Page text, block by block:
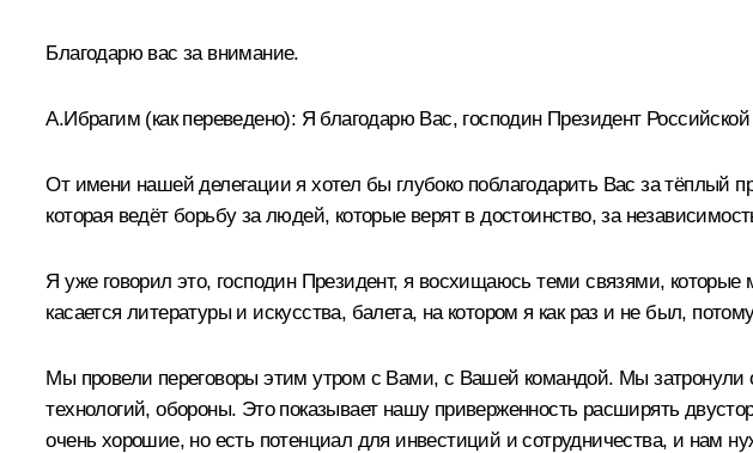
Благодарю вас за внимание.
А.Ибрагим (как переведено): Я благодарю Вас, господин Президент
От имени нашей делегации я хотел бы глубоко поблагодарить Вас за тёплый
которая ведёт борьбу за людей, которые верят в достоинство, за
Я уже говорил это, господин Президент, я восхищаюсь теми связями,
касается литературы и искусства, балета, на котором я как раз и не был,
Мы провели переговоры этим утром с Вами, с Вашей командой. Мы затронули
технологий, обороны. Это показывает нашу приверженность расширять
очень хорошие, но есть потенциал для инвестиций и сотрудничества, и нам